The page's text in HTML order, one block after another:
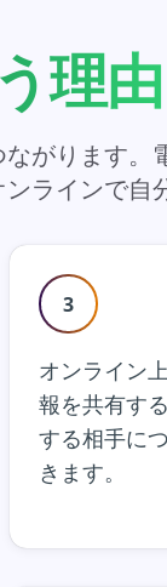
理由
がります。
ラインで自
3
オンライン
報を共有す
する相手に
きます。